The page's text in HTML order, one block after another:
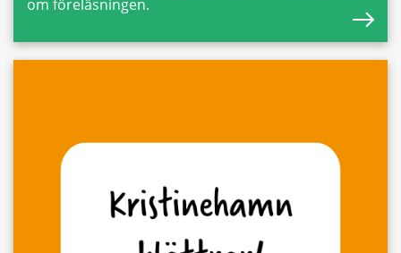
om föreläsningen.